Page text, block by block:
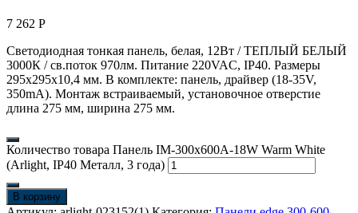
7 262 Р
Светодиодная тонкая панель, белая, 12Вт / ТЕПЛЫЙ БЕЛЫЙ
3000К / св.поток 970лм. Питание 220VAC, IP40. Размеры
295х295х10,4 мм. В комплекте: панель, драйвер (18-35V,
350mA). Монтаж встраиваемый, установочное отверстие
длина 275 мм, ширина 275 мм.
Количество товара Панель IM-300x600A-18W Warm White
(Arlight, IP40 Металл, 3 года)
В корзину